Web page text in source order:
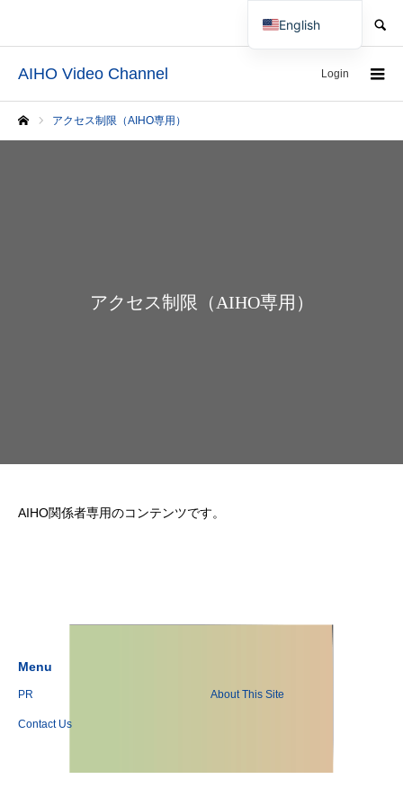
AIHO Video Channel Login
アクセス制限（AIHO専用）
アクセス制限（AIHO専用）
AIHO関係者専用のコンテンツです。
Menu
PR About This Site
Contact Us
English